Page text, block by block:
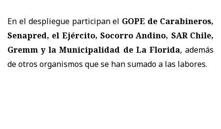
En el despliegue participan el GOPE de Carabineros,
Senapred, el Ejército, Socorro Andino, SAR Chile,
Gremm y la Municipalidad de La Florida, además
de otros organismos que se han sumado a las labores.